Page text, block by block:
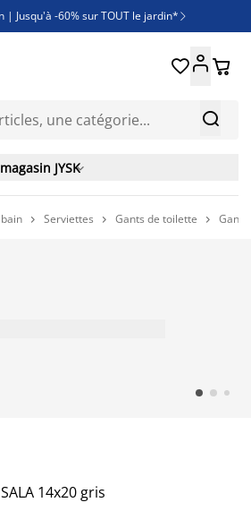
| Jusqu'à -60% sur TOUT le jardin* 
sur une sélection literie
nouveautés de la collection

 
JYSK
 Serviettes  Gants de toilette  Gant
14x20 gris